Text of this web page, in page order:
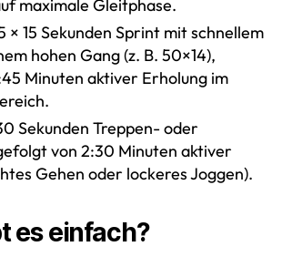
maximale Gleitphase.
× 15 Sekunden Sprint mit schnellem
hohen Gang (z. B. 50×14),
Minuten aktiver Erholung im
Sekunden Treppen- oder
von 2:30 Minuten aktiver
Gehen oder lockeres Joggen).
es einfach?